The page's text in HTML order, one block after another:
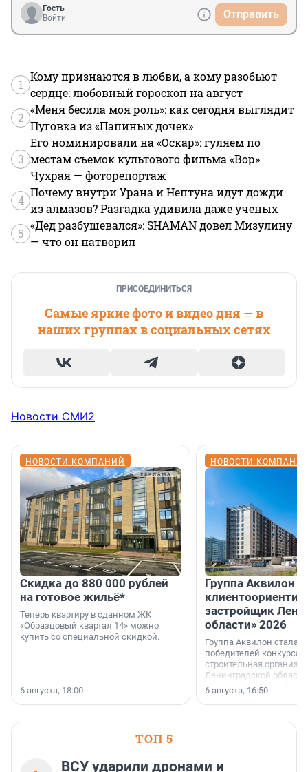
Гость
Войти
Отправить
1
Кому признаются в любви, а кому разобьют
сердце: любовный гороскоп на август
2
«Меня бесила моя роль»: как сегодня выглядит
Пуговка из «Папиных дочек»
3
Его номинировали на «Оскар»: гуляем по
местам съемок культового фильма «Вор»
Чухрая — фоторепортаж
4
Почему внутри Урана и Нептуна идут дожди
из алмазов? Разгадка удивила даже ученых
5
«Дед разбушевался»: SHAMAN довел Мизулину
— что он натворил
ПРИСОЕДИНИТЬСЯ
Самые яркие фото и видео дня — в
наших группах в социальных сетях
Новости СМИ2
НОВОСТИ КОМПАНИЙ
Скидка до 880 000 рублей
на готовое жильё*
Теперь квартиру в сданном ЖК
«Образцовый квартал 14» можно
купить со специальной скидкой.
6 августа, 18:00
НОВОСТИ
Группа Аквилон
застройщик
области» 2026
Группа Аквилон стала
победителей конкурса
строительная
Ленинградской области
номинации «Самый
застройщик
области».
6 августа, 16:50
ТОП 5
ВСУ ударили дронами и